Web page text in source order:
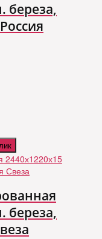
береза,
береза,